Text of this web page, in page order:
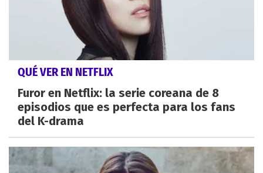
QUÉ VER EN NETFLIX
Furor en Netflix: la serie coreana de 8
episodios que es perfecta para los fans
del K-drama